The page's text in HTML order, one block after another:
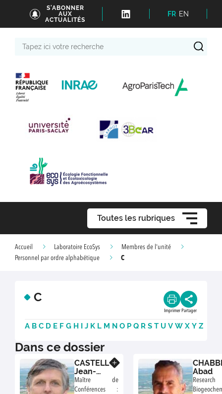
S'ABONNER
AUX
ACTUALITÉS
FR EN
Toutes les rubriques
Accueil Laboratoire EcoSys
Membres de l'unité
Personnel par ordre alphabétique
C
C
Imprimer Partager
A B C D E F G H I J K L M N O P Q R S T U V W X Y Z
Dans ce dossier
CASTELL
Jean-
François
Maître de
Conférences :
Abad